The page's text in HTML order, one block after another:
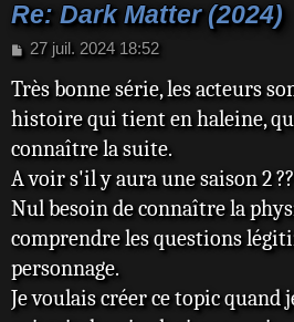
Re: Dark Matter (2024)
M
s
s
a
g
27 juil. 2024 18:52
Très bonne série, les acteurs
histoire qui tient en haleine,
connaître la suite.
A voir s'il y aura une saison 2
Nul besoin de connaître la
comprendre les questions
personnage.
Je voulais créer ce topic quand